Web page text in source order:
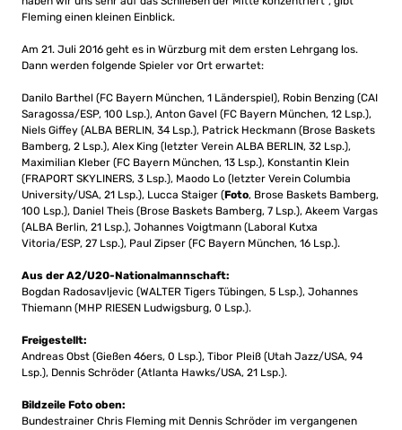
Fleming einen kleinen Einblick.
Am 21. Juli 2016 geht es in Würzburg mit dem ersten Lehrgang los.
Dann werden folgende Spieler vor Ort erwartet:
Danilo Barthel (FC Bayern München, 1 Länderspiel), Robin Benzing (CAI
Saragossa/ESP, 100 Lsp.), Anton Gavel (FC Bayern München, 12 Lsp.),
Niels Giffey (ALBA BERLIN, 34 Lsp.), Patrick Heckmann (Brose Baskets
Bamberg, 2 Lsp.), Alex King (letzter Verein ALBA BERLIN, 32 Lsp.),
Maximilian Kleber (FC Bayern München, 13 Lsp.), Konstantin Klein
(FRAPORT SKYLINERS, 3 Lsp.), Maodo Lo (letzter Verein Columbia
University/USA, 21 Lsp.), Lucca Staiger (Foto, Brose Baskets Bamberg,
100 Lsp.), Daniel Theis (Brose Baskets Bamberg, 7 Lsp.), Akeem Vargas
(ALBA Berlin, 21 Lsp.), Johannes Voigtmann (Laboral Kutxa
Vitoria/ESP, 27 Lsp.), Paul Zipser (FC Bayern München, 16 Lsp.).
Aus der A2/U20-Nationalmannschaft:
Bogdan Radosavljevic (WALTER Tigers Tübingen, 5 Lsp.), Johannes
Thiemann (MHP RIESEN Ludwigsburg, 0 Lsp.).
Freigestellt:
Andreas Obst (Gießen 46ers, 0 Lsp.), Tibor Pleiß (Utah Jazz/USA, 94
Lsp.), Dennis Schröder (Atlanta Hawks/USA, 21 Lsp.).
Bildzeile Foto oben:
Bundestrainer Chris Fleming mit Dennis Schröder im vergangenen